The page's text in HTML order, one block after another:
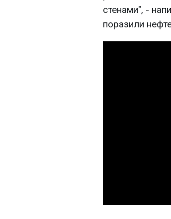
стенами", -
поразили